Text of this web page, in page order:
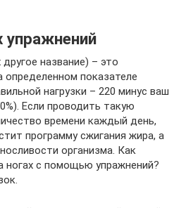
упражнений
название) – это
определенном показателе
нагрузки – 220 минус ваш
Если проводить такую
времени каждый день,
программу сжигания жира, а
организма. Как
ногах с помощью упражнений?